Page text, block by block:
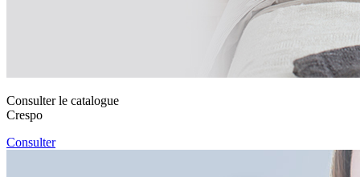
Consulter le catalogue
Crespo
Consulter